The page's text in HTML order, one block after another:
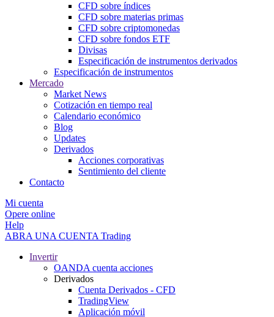
CFD sobre índices
CFD sobre materias primas
CFD sobre criptomonedas
CFD sobre fondos ETF
Divisas
Especificación de instrumentos derivados
Especificación de instrumentos
Mercado
Market News
Cotización en tiempo real
Calendario económico
Blog
Updates
Derivados
Acciones corporativas
Sentimiento del cliente
Contacto
Mi cuenta
Opere online
Help
ABRA UNA CUENTA Trading
Invertir
OANDA cuenta acciones
Derivados
Cuenta Derivados - CFD
TradingView
Aplicación móvil